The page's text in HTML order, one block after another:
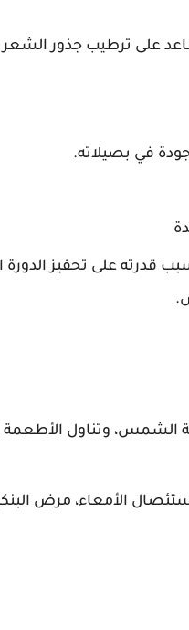
على ترطيب جذور الشعر
في بصيلاته.
على تحفيز الدورة
وتناول الأطعمة
الأمعاء، مرض